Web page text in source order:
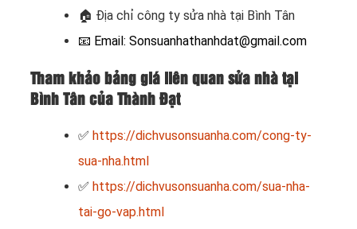
🏠 Địa chỉ công ty sửa nhà tại Bình Tân
📧 Email: Sonsuanhathanhdat@gmail.com
Tham khảo bảng giá liên quan sửa nhà tại
Bình Tân của Thành Đạt
✅ https://dichvusonsuanha.com/cong-ty-
sua-nha.html
✅ https://dichvusonsuanha.com/sua-nha-
tai-go-vap.html